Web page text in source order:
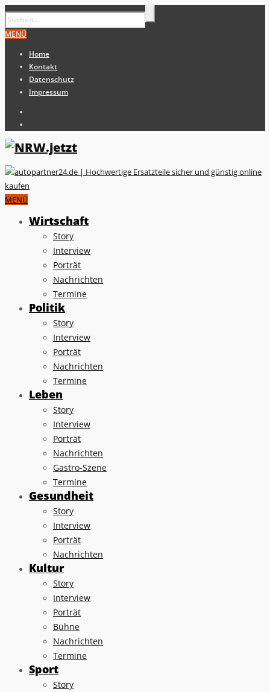
MENÜ
Home
Kontakt
Datenschutz
Impressum
MENÜ
Wirtschaft
Story
Interview
Porträt
Nachrichten
Termine
Politik
Story
Interview
Porträt
Nachrichten
Termine
Leben
Story
Interview
Porträt
Nachrichten
Gastro-Szene
Termine
Gesundheit
Story
Interview
Porträt
Nachrichten
Kultur
Story
Interview
Porträt
Bühne
Nachrichten
Termine
Sport
Story